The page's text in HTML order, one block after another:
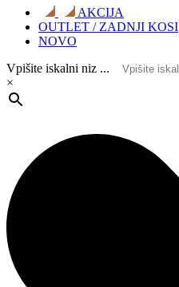
AKCIJA
OUTLET / ZADNJI KOSI
NOVO
Vpišite iskalni niz ...
×